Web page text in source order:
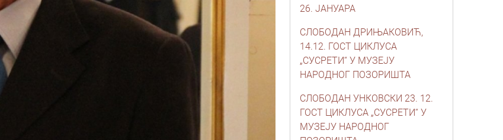
26. ЈАНУАРА
СЛОБОДАН ДРИЊАКОВИЋ,
14.12. ГОСТ ЦИКЛУСА
„СУСРЕТИ“ У МУЗЕЈУ
НАРОДНОГ ПОЗОРИШТА
СЛОБОДАН УНКОВСКИ 23. 12.
ГОСТ ЦИКЛУСА „СУСРЕТИ“ У
МУЗЕЈУ НАРОДНОГ